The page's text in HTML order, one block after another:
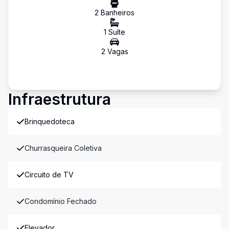
2 Banheiros
1 Suíte
2 Vagas
Infraestrutura
Brinquedoteca
Churrasqueira Coletiva
Circuito de TV
Condomínio Fechado